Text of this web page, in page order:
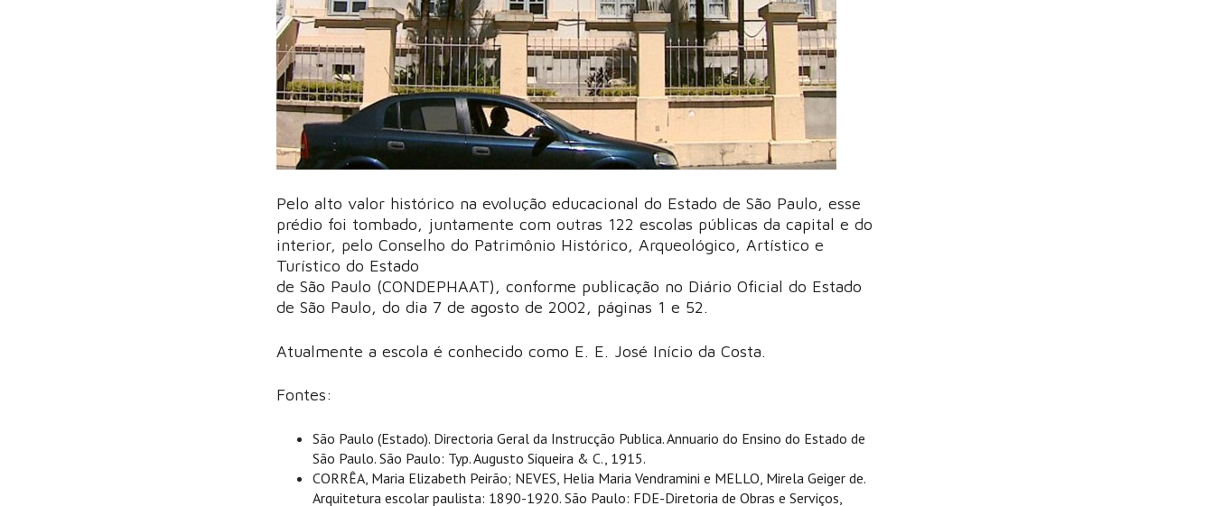
Pelo alto valor histórico na evolução educacional do Estado de São Paulo, esse
prédio foi tombado, juntamente com outras 122 escolas públicas da capital e do
interior, pelo Conselho do Patrimônio Histórico, Arqueológico, Artístico e
Turístico do Estado
de São Paulo (CONDEPHAAT), conforme publicação no Diário Oficial do Estado
de São Paulo, do dia 7 de agosto de 2002, páginas 1 e 52.
Atualmente a escola é conhecido como E. E. José Início da Costa.
Fontes:
São Paulo (Estado). Directoria Geral da Instrucção Publica. Annuario do Ensino do Estado de
São Paulo. São Paulo: Typ. Augusto Siqueira & C., 1915.
CORRÊA, Maria Elizabeth Peirão; NEVES, Helia Maria Vendramini e MELLO, Mirela Geiger de.
Arquitetura escolar paulista: 1890-1920. São Paulo: FDE-Diretoria de Obras e Serviços,